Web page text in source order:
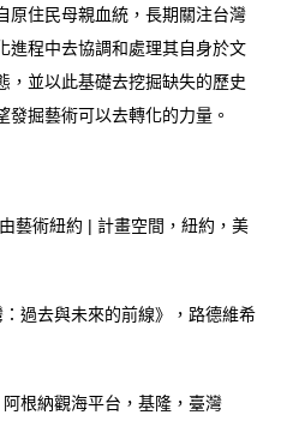
原住民母親血統，長期關注台灣
進程中去協調和處理其自身於文
，並以此基礎去挖掘缺失的歷史
掘藝術可以去轉化的力量。
藝術紐約 | 計畫空間，紐約，美
過去與未來的前線》，路德維希
根納觀海平台，基隆，臺灣